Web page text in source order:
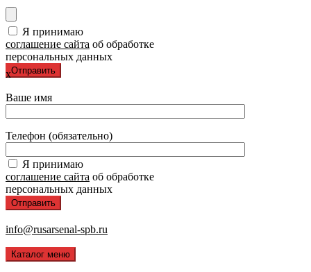
Я принимаю
соглашение сайта об обработке
персональных данных
x
Ваше имя
Телефон (обязательно)
Я принимаю
соглашение сайта об обработке
персональных данных
info@rusarsenal-spb.ru
Каталог меню